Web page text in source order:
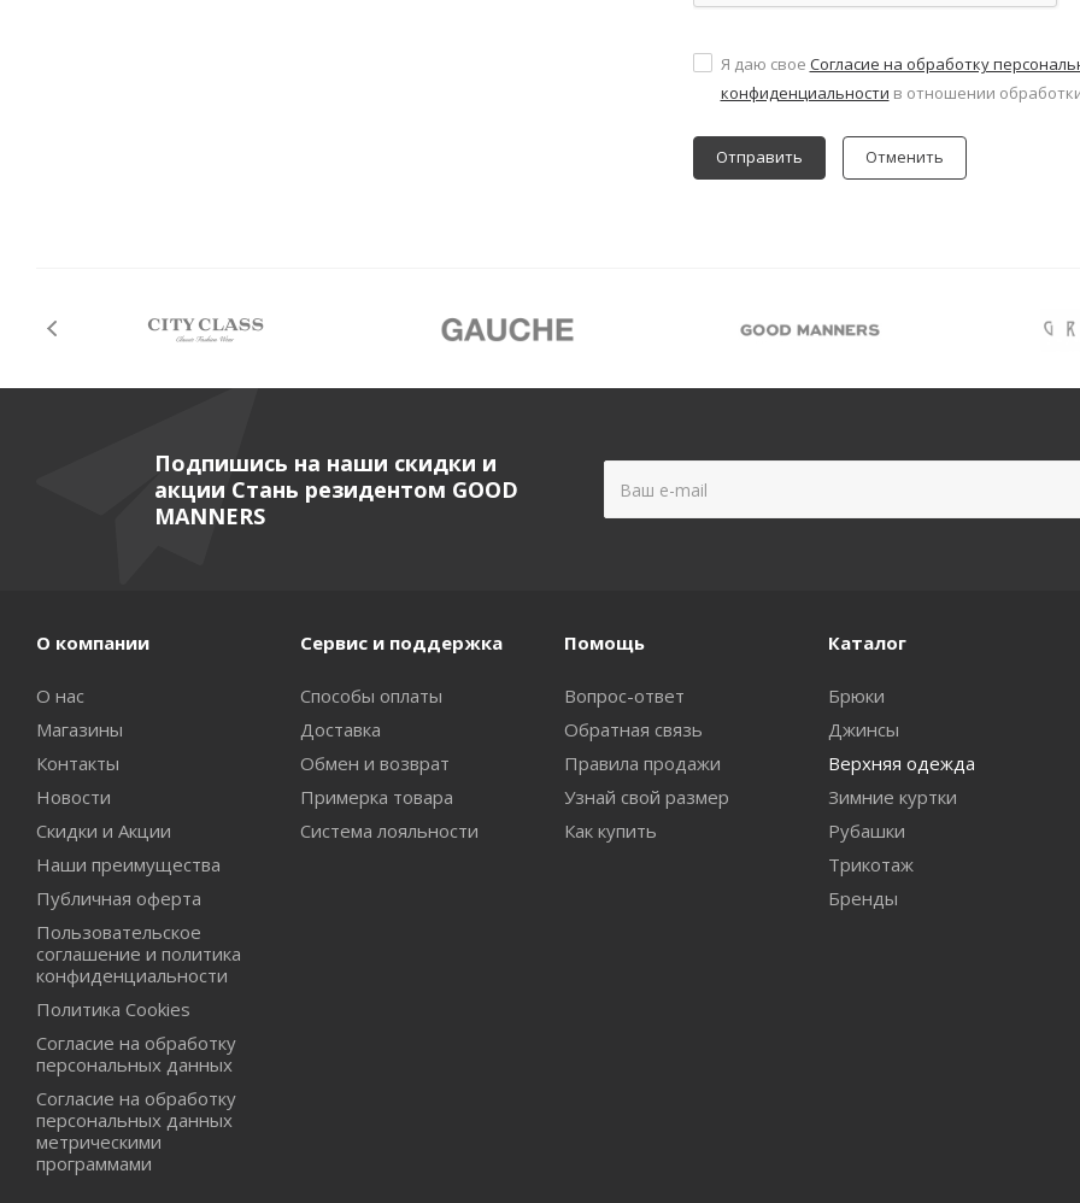
Я даю свое Согласие на обработку
конфиденциальности в отношении
Отменить
Подпишись на наши скидки и
акции Стань резидентом GOOD
MANNERS
О компании
О нас
Магазины
Контакты
Новости
Скидки и Акции
Наши преимущества
Публичная оферта
Пользовательское
соглашение и политика
конфиденциальности
Политика Cookies
Согласие на обработку
персональных данных
Согласие на обработку
персональных данных
метрическими
программами
Сервис и поддержка
Способы оплаты
Доставка
Обмен и возврат
Примерка товара
Система лояльности
Помощь
Вопрос-ответ
Обратная связь
Правила продажи
Узнай свой размер
Как купить
Каталог
Брюки
Джинсы
Верхняя одежда
Зимние куртки
Рубашки
Трикотаж
Бренды